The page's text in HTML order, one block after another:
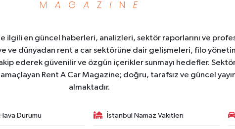
ilgili en güncel haberleri, analizleri, sektör raporlarını ve
ve dünyadan rent a car sektörüne dair gelişmeleri, filo
ederek güvenilir ve özgün içerikler sunmayı hedefler.
Rent A Car Magazine; doğru, tarafsız ve güncel
almaktadır.
Durumu İstanbul Namaz Vakitleri